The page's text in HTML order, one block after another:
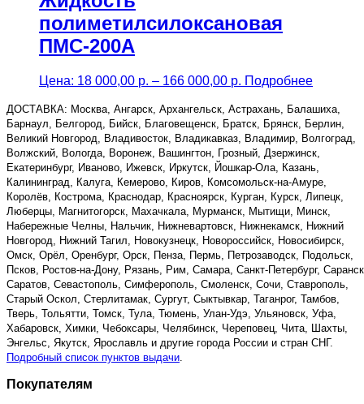
полиметилсилоксановая
ПМС-200А
Цена: 18 000,00 р. – 166 000,00 р. Price
18
000,00 р.
through
166
000,00 р.
Подробнее
ДОСТАВКА: Москва, Ангарск, Архангельск, Астрахань, Балашиха,
Барнаул, Белгород, Бийск, Благовещенск, Братск, Брянск, Берлин,
Великий Новгород, Владивосток, Владикавказ, Владимир, Волгоград,
Волжский, Вологда, Воронеж, Вашингтон, Грозный, Дзержинск,
Екатеринбург, Иваново, Ижевск, Иркутск, Йошкар-Ола, Казань,
Калининград, Калуга, Кемерово, Киров, Комсомольск-на-Амуре,
Королёв, Кострома, Краснодар, Красноярск, Курган, Курск, Липецк,
Люберцы, Магнитогорск, Махачкала, Мурманск, Мытищи, Минск,
Набережные Челны, Нальчик, Нижневартовск, Нижнекамск, Нижний
Новгород, Нижний Тагил, Новокузнецк, Новороссийск, Новосибирск,
Омск, Орёл, Оренбург, Орск, Пенза, Пермь, Петрозаводск, Подольск,
Псков, Ростов-на-Дону, Рязань, Рим, Самара, Санкт-Петербург,
Саратов, Севастополь, Симферополь, Смоленск, Сочи, Ставрополь,
Старый Оскол, Стерлитамак, Сургут, Сыктывкар, Таганрог, Тамбов,
Тверь, Тольятти, Томск, Тула, Тюмень, Улан-Удэ, Ульяновск, Уфа,
Хабаровск, Химки, Чебоксары, Челябинск, Череповец, Чита, Шахты,
Энгельс, Якутск, Ярославль и другие города России и стран СНГ.
Подробный список пунктов выдачи.
Покупателям